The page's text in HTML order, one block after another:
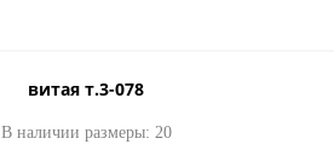
витая т.3-078
В наличии размеры: 20